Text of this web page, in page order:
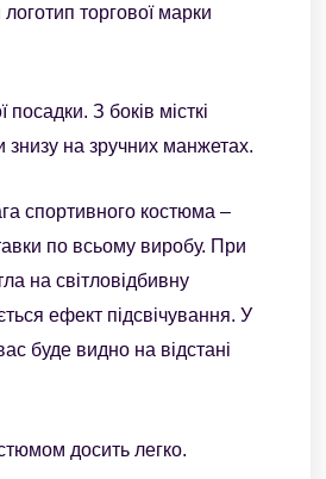
логотип торгової марки
З боків місткі
на зручних манжетах.
спортивного костюма –
по всьому виробу. При
на світловідбивну
ефект підсвічування. У
буде видно на відстані
досить легко.